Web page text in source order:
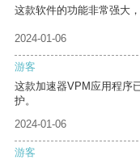
这款软件的功能非常强大
2024-01-06
游客
这款加速器VPM应用程序
护。
2024-01-06
游客